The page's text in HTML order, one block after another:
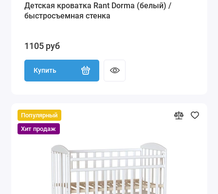
Детская кроватка Rant Dorma (белый) /
быстросъемная стенка
1105 руб
Купить
Популярный
Хит продаж